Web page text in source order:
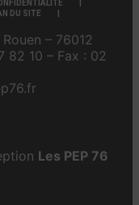
DU SITE
– 76012
82 10 – Fax : 02
Les PEP 76